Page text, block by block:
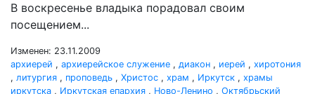
В воскресенье владыка порадовал своим
посещением...
Изменен: 23.11.2009
архиерей , архиерейское служение , диакон , иерей , хиротония
, литургия , проповедь , Христос , храм , Иркутск , храмы
иркутска , Иркутская епархия , Ново-Ленино , Октябрьский